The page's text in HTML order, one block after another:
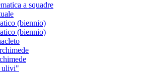
a squadre
(biennio)
(biennio)
ulivi"